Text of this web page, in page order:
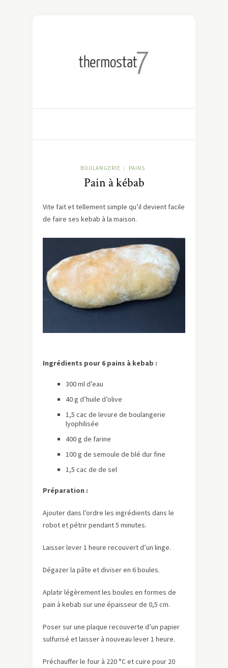
BOULANGERIE / PAINS
Pain à kébab
Vite fait et tellement simple qu’il devient facile
de faire ses kebab à la maison.
Ingrédients pour 6 pains à kebab :
300 ml d’eau
40 g d’huile d’olive
1,5 cac de levure de boulangerie
lyophilisée
400 g de farine
100 g de semoule de blé dur fine
1,5 cac de de sel
Préparation :
Ajouter dans l’ordre les ingrédients dans le
robot et pétrir pendant 5 minutes.
Laisser lever 1 heure recouvert d’un linge.
Dégazer la pâte et diviser en 6 boules.
Aplatir légèrement les boules en formes de
pain à kebab sur une épaisseur de 0,5 cm.
Poser sur une plaque recouverte d’un papier
sulfurisé et laisser à nouveau lever 1 heure.
Préchauffer le four à 220 °C et cuire pour 20